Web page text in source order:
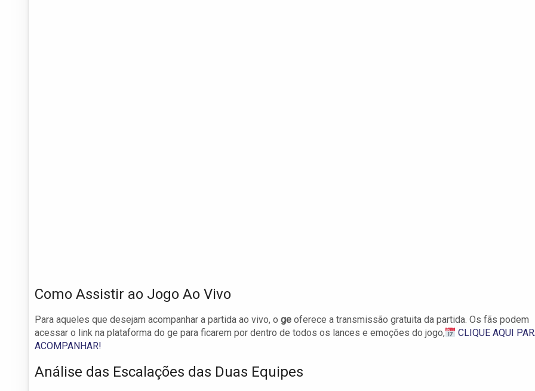
Como Assistir ao Jogo Ao Vivo
Para aqueles que desejam acompanhar a partida ao vivo, o ge oferece a transmissão gratuita da partida. Os fãs podem
acessar o link na plataforma do ge para ficarem por dentro de todos os lances e emoções do jogo,
CLIQUE AQUI
ACOMPANHAR!
Análise das Escalações das Duas Equipes